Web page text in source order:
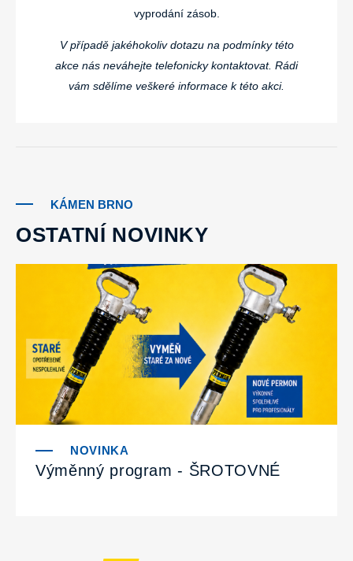
vyprodání zásob.
V případě jakéhokoliv dotazu na podmínky této
akce nás neváhejte telefonicky kontaktovat. Rádi
vám sdělíme veškeré informace k této akci.
KÁMEN BRNO
OSTATNÍ NOVINKY
Výměnný program - ŠROTOVNÉ